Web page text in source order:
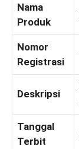
Nama
Produk
Nomor
Registrasi
Deskripsi
Tanggal
Terbit